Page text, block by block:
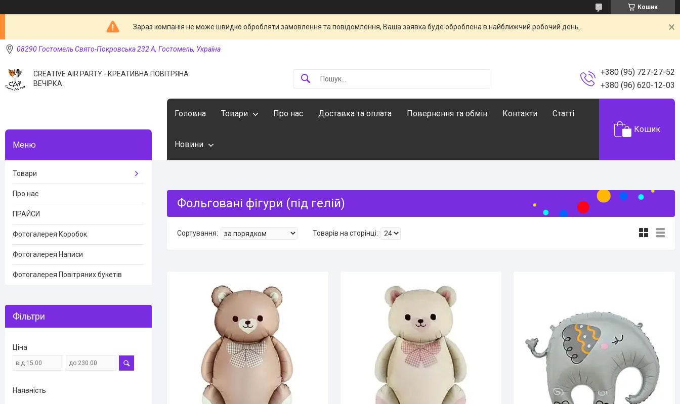
Кошик
Зараз компанія не може швидко обробляти замовлення та повідомлення, Ваша заявка буде оброблена в найближчий робочий день.
08290 Гостомель Свято-Покровська 232 А, Гостомель, Україна
CREATIVE AIR PARTY - КРЕАТИВНА ПОВІТРЯНА
ВЕЧІРКА
+380 (95) 727-27-52
+380 (96) 620-12-03
Головна Товари Про нас Доставка та оплата Повернення та обмін Контакти Статті
Новини
Кошик
Фольговані фігури (під гелій)
Товари
Про нас
ПРАЙСИ
Фотогалерея Коробок
Фотогалерея Написи
Фотогалерея Повітряних букетів
Фільтри
Ціна
Наявність